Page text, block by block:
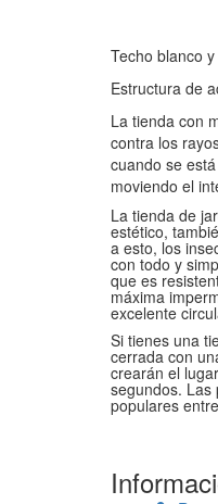
Techo blanco
Estructura de
La tienda con
contra los
cuando se
moviendo el
La tienda de
estético,
a esto, los
con todo y
que es
máxima
excelente
Si tienes una
cerrada con
crearán el
segundos. Las
populares